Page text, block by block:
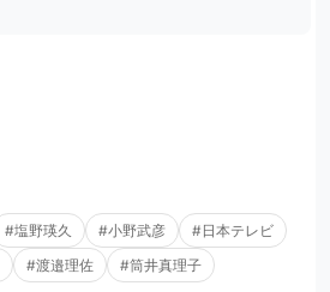
#塩野瑛久 #小野武彦
#日本テレビ
#渡邉理佐
#筒井真理子